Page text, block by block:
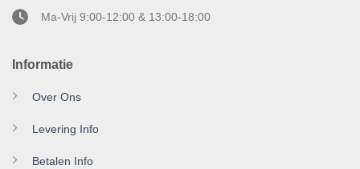
Informatie
Over Ons
Levering Info
Betalen Info
Ma-Vrij 9:00-12:00 & 13:00-18:00